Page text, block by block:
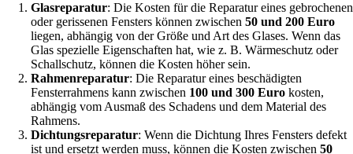
Glasreparatur: Die Kosten für die Reparatur eines gebrochenen
oder gerissenen Fensters können zwischen50 und 200 Euro
liegen, abhängig von der Größe und Art des Glases. Wenn das
Glas spezielle Eigenschaften hat, wie z. B. Wärmeschutz oder
Schallschutz, können die Kosten höher sein.
Rahmenreparatur: Die Reparatur eines beschädigten
Fensterrahmens kann zwischen 100 und 300 Euro kosten,
abhängig vom Ausmaß des Schadens und dem Material des
Rahmens.
Dichtungsreparatur: Wenn die Dichtung Ihres Fensters defekt
ist und ersetzt werden muss, können die Kosten zwischen 50